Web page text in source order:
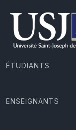
ÉTUDIANTS
ENSEIGNANTS